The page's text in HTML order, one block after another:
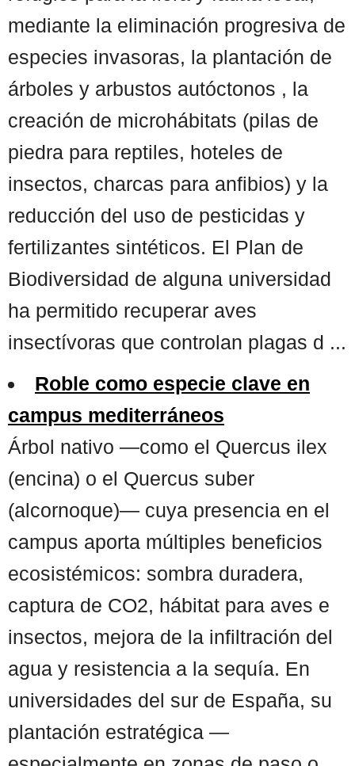
mediante la eliminación progresiva de
especies invasoras, la plantación de
árboles y arbustos autóctonos , la
creación de microhábitats (pilas de
piedra para reptiles, hoteles de
insectos, charcas para anfibios) y la
reducción del uso de pesticidas y
fertilizantes sintéticos. El Plan de
Biodiversidad de alguna universidad
ha permitido recuperar aves
insectívoras que controlan plagas d ...
Roble como especie clave en
campus mediterráneos
Árbol nativo —como el Quercus ilex
(encina) o el Quercus suber
(alcornoque)— cuya presencia en el
campus aporta múltiples beneficios
ecosistémicos: sombra duradera,
captura de CO2, hábitat para aves e
insectos, mejora de la infiltración del
agua y resistencia a la sequía. En
universidades del sur de España, su
plantación estratégica —